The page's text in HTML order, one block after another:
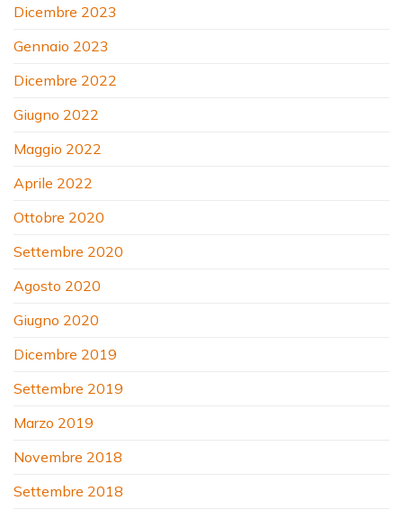
Dicembre 2023
Gennaio 2023
Dicembre 2022
Giugno 2022
Maggio 2022
Aprile 2022
Ottobre 2020
Settembre 2020
Agosto 2020
Giugno 2020
Dicembre 2019
Settembre 2019
Marzo 2019
Novembre 2018
Settembre 2018